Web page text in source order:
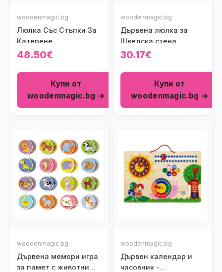
woodenmagic.bg
Люлка Със Стъпки За
Катерене
48.50€
Купи от
woodenmagic.bg →
woodenmagic.bg
Дървена люлка за
Шведска стена
30.17€
Купи от
woodenmagic.bg →
woodenmagic.bg
Дървена мемори игра
за памет с животни
woodenmagic.bg
Дървен календар и
часовник -